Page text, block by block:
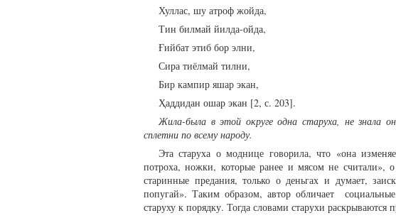
Хуллас, шу атроф жойда,
Тин билмай йилда-ойда,
Ғийбат этиб бор элни,
Сира тиёлмай тилни,
Бир кампир яшар экан,
Ҳаддидан ошар экан [2, с. 203].
Жила-была в этой округе одна старуха, не знала
сплетни по всему народу.
Эта старуха о моднице говорила, что «она
потроха, ножки, которые ранее и мясом не считали»,
старинные предания, только о деньгах и думает,
попугай». Таким образом, автор обличает
старуху к порядку. Тогда словами старухи раскрываются